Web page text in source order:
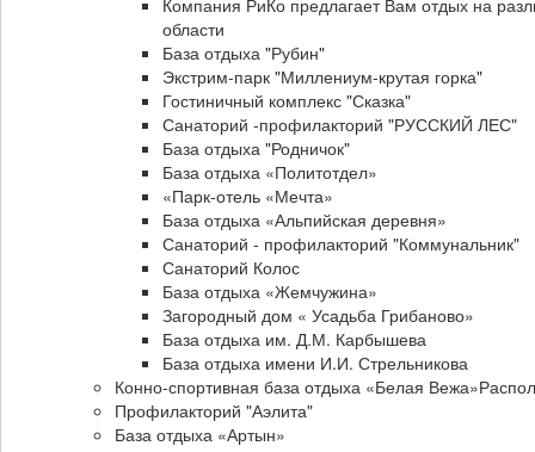
Компания РиКо предлагает Вам отдых на
области
База отдыха "Рубин"
Экстрим-парк "Миллениум-крутая горка"
Гостиничный комплекс "Сказка"
Санаторий -профилакторий "РУССКИЙ ЛЕС"
База отдыха "Родничок"
База отдыха «Политотдел»
«Парк-отель «Мечта»
База отдыха «Альпийская деревня»
Санаторий - профилакторий "Коммунальник"
Санаторий Колос
База отдыха «Жемчужина»
Загородный дом « Усадьба Грибаново»
База отдыха им. Д.М. Карбышева
База отдыха имени И.И. Стрельникова
Конно-спортивная база отдыха «Белая
Профилакторий "Аэлита"
База отдыха «Артын»